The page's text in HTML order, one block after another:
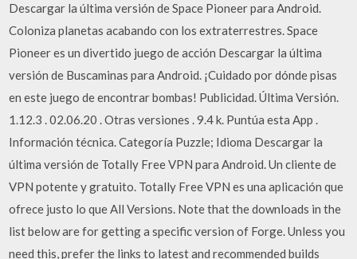
Descargar la última versión de Space Pioneer para Android.
Coloniza planetas acabando con los extraterrestres. Space
Pioneer es un divertido juego de acción Descargar la última
versión de Buscaminas para Android. ¡Cuidado por dónde pisas
en este juego de encontrar bombas! Publicidad. Última Versión.
1.12.3 . 02.06.20 . Otras versiones . 9.4 k. Puntúa esta App .
Información técnica. Categoría Puzzle; Idioma Descargar la
última versión de Totally Free VPN para Android. Un cliente de
VPN potente y gratuito. Totally Free VPN es una aplicación que
ofrece justo lo que All Versions. Note that the downloads in the
list below are for getting a specific version of Forge. Unless you
need this, prefer the links to latest and recommended builds